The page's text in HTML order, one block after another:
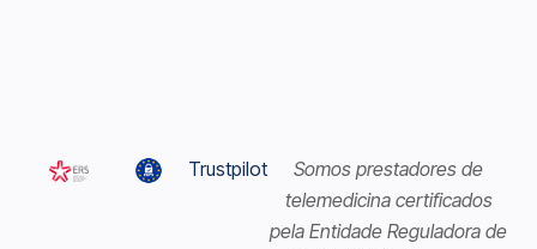
Trustpilot
Somos prestadores de
telemedicina certificados
pela Entidade Reguladora de